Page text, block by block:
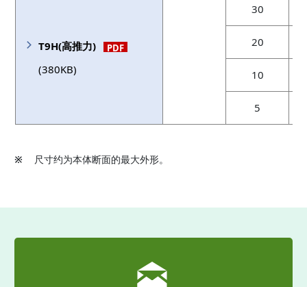
T9H(高推力) PDF
(380KB)
30
20
10
5
※ 尺寸约为本体断面的最大外形。